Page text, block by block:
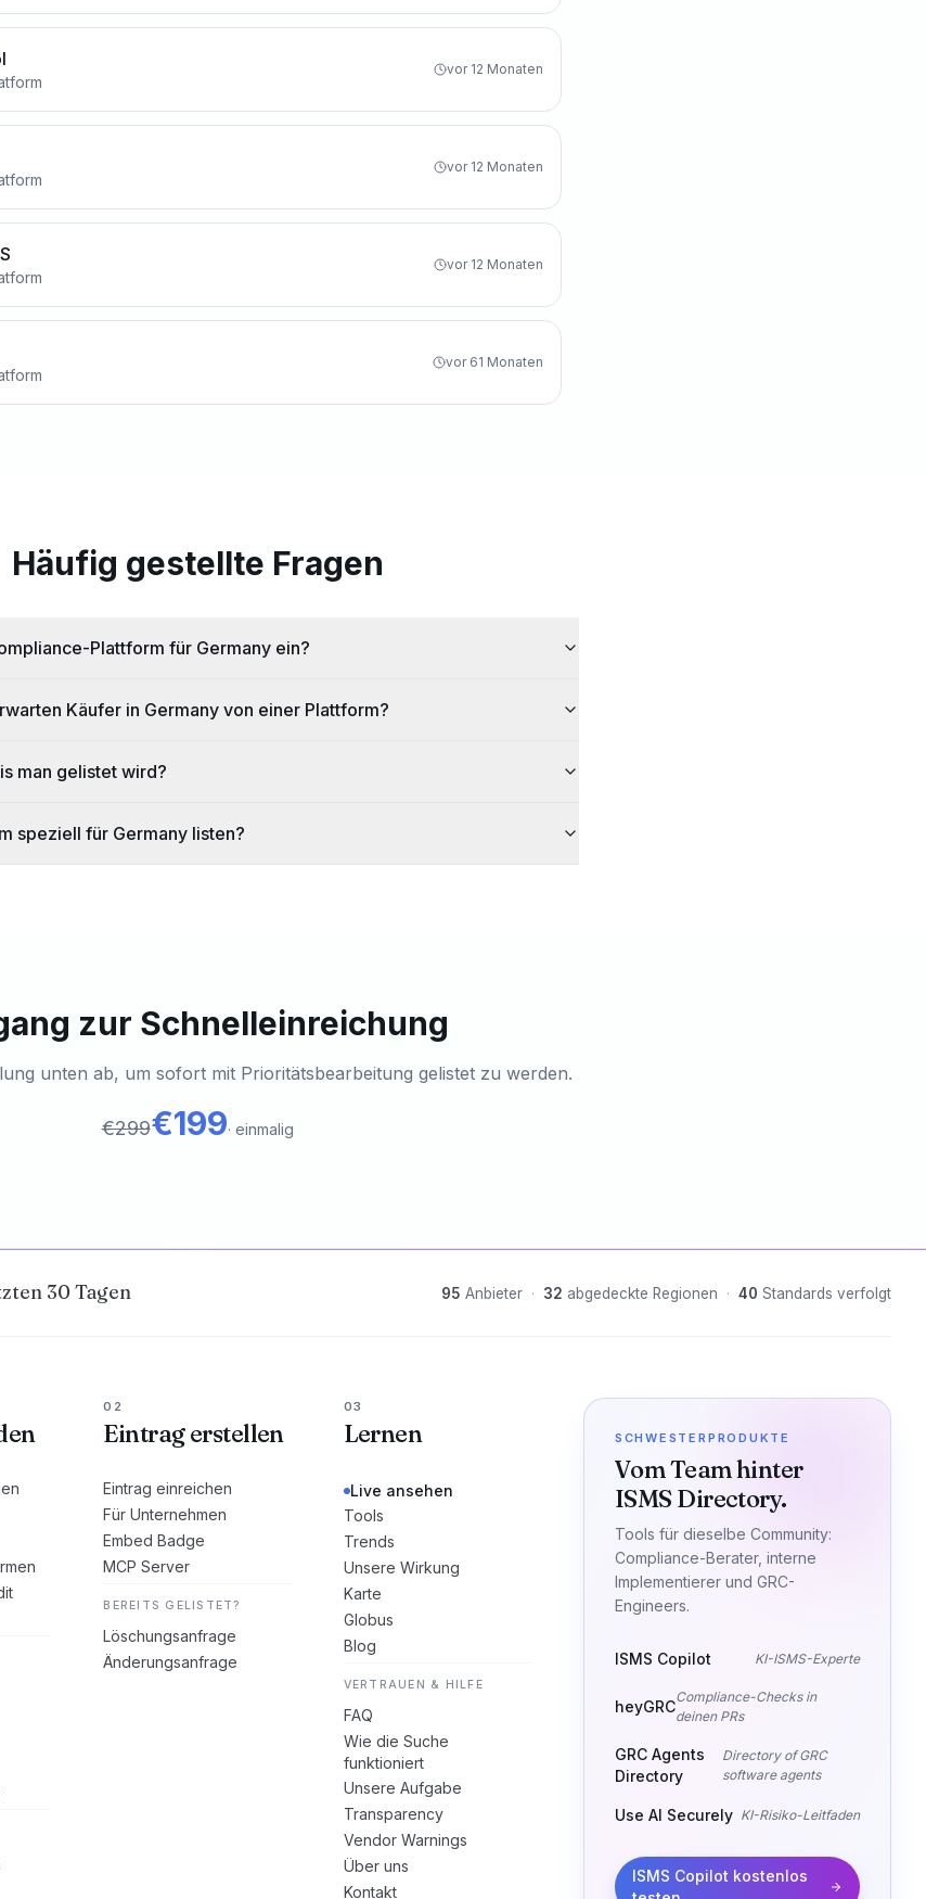
vor 12 Monaten
vor 12 Monaten
vor 12 Monaten
vor 61 Monaten
Häufig gestellte Fragen
Plattform für Germany ein?
Käufer in Germany von einer Plattform?
man gelistet wird?
speziell für Germany listen?
zur Schnelleinreichung
unten ab, um sofort mit Prioritätsbearbeitung gelistet zu werden.
€299€199· einmalig
30 Tagen 95 Anbieter · 32 abgedeckte Regionen · 40 Standards verfolgt
02
Eintrag erstellen
Eintrag einreichen
Für Unternehmen
Embed Badge
MCP Server
BEREITS GELISTET?
Löschungsanfrage
Änderungsanfrage
03
Lernen
Live ansehen
Tools
Trends
Unsere Wirkung
Karte
Globus
Blog
VERTRAUEN & HILFE
FAQ
Wie die Suche
funktioniert
Unsere Aufgabe
Transparency
Vendor Warnings
Über uns
Kontakt
SCHWESTERPRODUKTE
Vom Team hinter
ISMS Directory.
Tools für dieselbe Community:
Compliance-Berater, interne
Implementierer und GRC-
Engineers.
ISMS Copilot KI-ISMS-Experte
heyGRC
Compliance-Checks in
deinen PRs
GRC Agents
Directory
Directory of GRC
software agents
Use AI Securely KI-Risiko-Leitfaden
ISMS Copilot kostenlos